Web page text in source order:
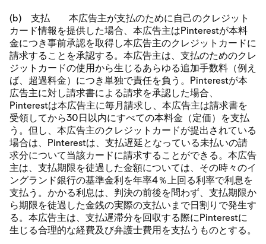
(b) 支払 本広告主が支払のために自己のクレジット
カード情報を提供した場合、本広告主はPinterestが本料
金につき事前承認を取得し本広告主のクレジットカードに
請求することを承認する。本広告主は、支払のためのクレ
ジットカードの使用から生じるあらゆる追加手数料（例え
ば、超過料金）につき単独で責任を負う。Pinterestが本
広告主に対し請求書による請求を承認した場合、
Pinterestは本広告主に毎月請求し、本広告主は請求書を
受領してから30日以内にすべての本料金（定価）を支払
う。但し、本広告主のクレジットカードが提出されている
場合は、Pinterestは、支払遅延となっている未払いの請
求分について当該カードに請求することができる。本広告
主は、支払期限を徒過した金額については、その時々のイ
ングランド銀行の基準金利を年率4％上回る利率で利息を
支払う。かかる利息は、判決の前後を問わず、支払期限か
ら期限を徒過した金銭の実際の支払いまで日割りで発生す
る。本広告主は、支払遅滞分を回収する際にPinterestに
生じる合理的な経費及び弁護士費用を支払うものとする。